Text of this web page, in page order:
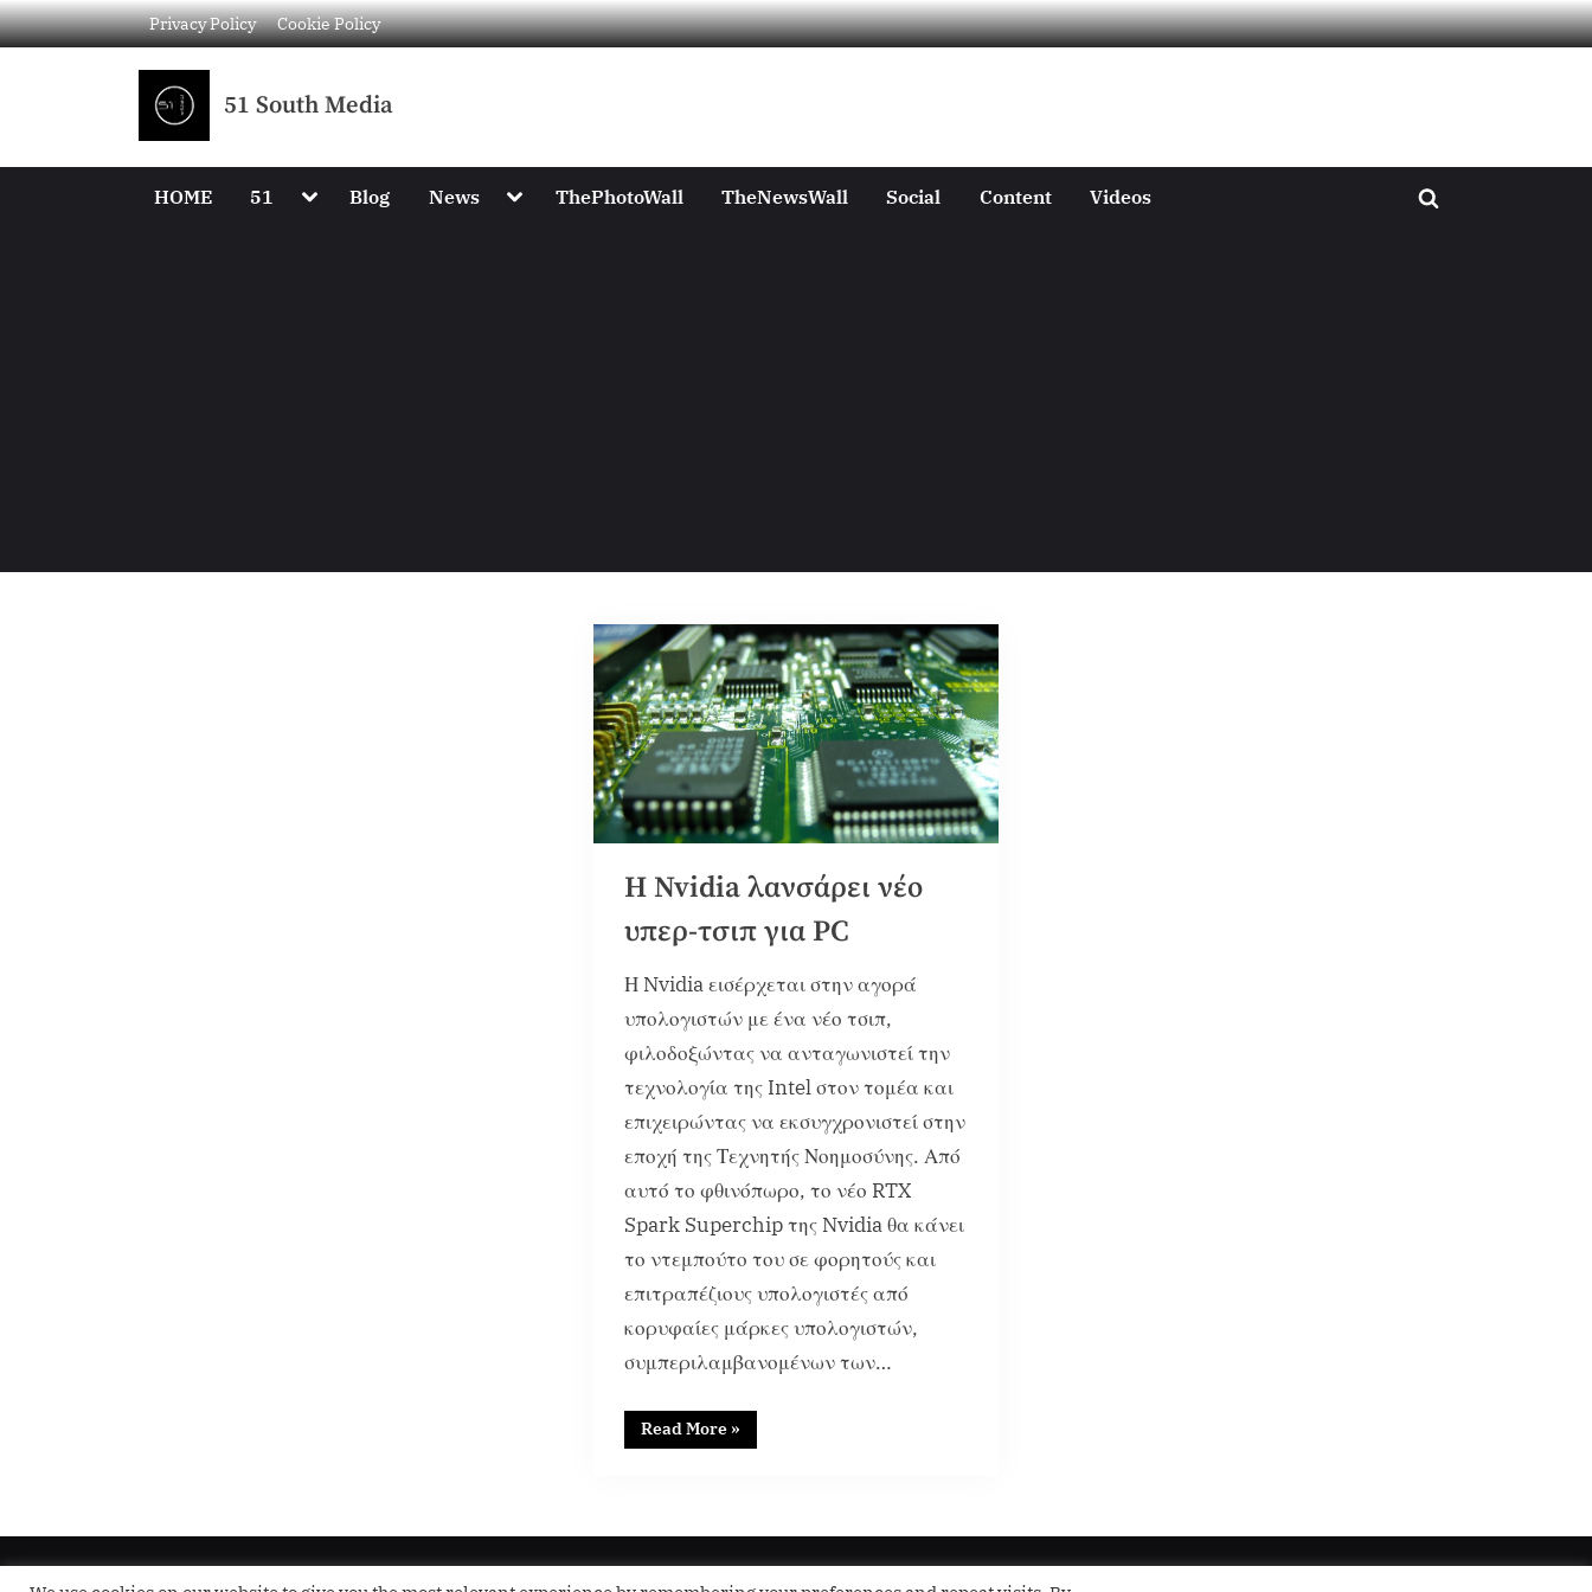
Privacy Policy Cookie Policy
51 South Media
HOME 51 Blog News ThePhotoWall TheNewsWall Social Content Videos
Η Nvidia λανσάρει νέο
υπερ-τσιπ για PC
Η Nvidia εισέρχεται στην αγορά
υπολογιστών με ένα νέο τσιπ,
φιλοδοξώντας να ανταγωνιστεί την
τεχνολογία της Intel στον τομέα και
επιχειρώντας να εκσυγχρονιστεί στην
εποχή της Τεχνητής Νοημοσύνης. Από
αυτό το φθινόπωρο, το νέο RTX
Spark Superchip της Nvidia θα κάνει
το ντεμπούτο του σε φορητούς και
επιτραπέζιους υπολογιστές από
κορυφαίες μάρκες υπολογιστών,
συμπεριλαμβανομένων των…
Read More»
News